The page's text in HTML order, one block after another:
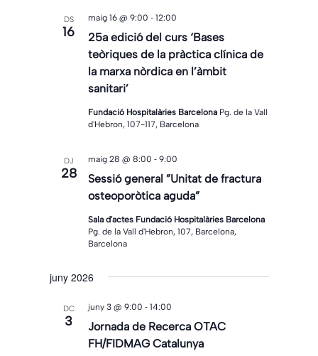
DS
16
25a edició del curs ‘Bases
teòriques de la pràctica clínica de
la marxa nòrdica en l’àmbit
sanitari’
maig 16 @ 9:00 - 12:00
Fundació Hospitalàries Barcelona Pg. de la Vall
d'Hebron, 107-117, Barcelona
DJ
28
Sessió general ”Unitat de fractura
osteoporòtica aguda”
maig 28 @ 8:00 - 9:00
Sala d'actes Fundació Hospitalàries Barcelona
Pg. de la Vall d'Hebron, 107, Barcelona,
Barcelona
juny 2026
DC
3
Jornada de Recerca OTAC
FH/FIDMAG Catalunya
juny 3 @ 9:00 - 14:00